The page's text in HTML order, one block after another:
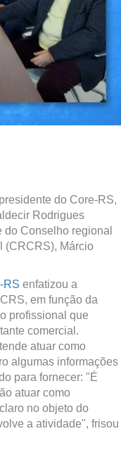
do Core-RS,
Rodrigues
Conselho regional
(CRCRS), Márcio
RS enfatizou a
em função da
profissional que
comercial.
atuar como
algumas informações
para fornecer: "É
atuar como
no objeto do
a atividade", frisou